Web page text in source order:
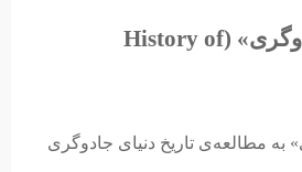
«تاریخ جادوگری» (History of
به مطالعه‌ی تاریخ دنیای جادوگری